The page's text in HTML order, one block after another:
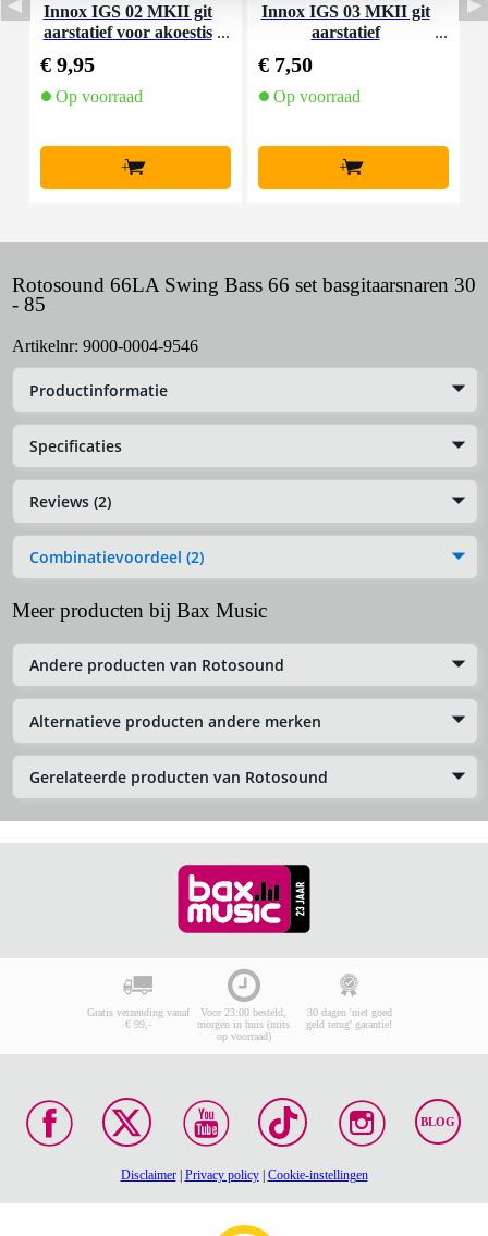
Innox IGS 02 MKII git
aarstatief voor akoestis
€ 9,95
Op voorraad
+
Innox IGS 03 MKII git
aarstatief
€ 7,50
Op voorraad
+
Rotosound 66LA Swing Bass 66 set basgitaarsnaren 30
- 85
Artikelnr: 9000-0004-9546
Productinformatie
Specificaties
Reviews (2)
Combinatievoordeel (2)
Meer producten bij Bax Music
Andere producten van Rotosound
Alternatieve producten andere merken
Gerelateerde producten van Rotosound
Gratis verzending vanaf
€ 99,-
Voor 23:00 besteld,
morgen in huis (mits
op voorraad)
30 dagen 'niet goed
geld terug' garantie!
BLOG
Disclaimer| Privacy policy| Cookie-instellingen